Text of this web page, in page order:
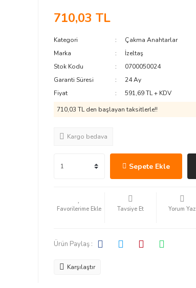
710,03 TL
Kategori
Çakma Anahtarlar
Marka
İzeltaş
Stok Kodu
0700050024
Garanti Süresi
24 Ay
Fiyat
591,69 TL + KDV
710,03 TL den başlayan taksitlerle!!
Kargo bedava
Sepete Ekle
Tavsiye Et Yorum Yaz
Ürün Paylaş :
Karşılaştır